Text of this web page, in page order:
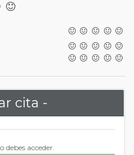
cita -
acceder.